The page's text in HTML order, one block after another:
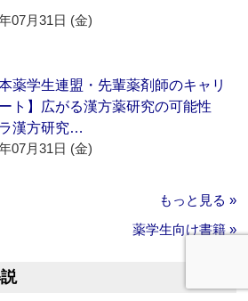
07月31日 (金)
本薬学生連盟・先輩薬剤師のキャリ
ト】広がる漢方薬研究の可能性
漢方研究…
07月31日 (金)
もっと見る »
薬学生向け書籍 »